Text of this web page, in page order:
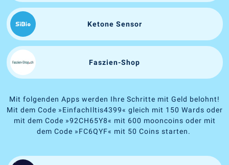
Ketone Sensor
Faszien-Shop
Mit folgenden Apps werden Ihre Schritte mit Geld belohnt!
Mit dem Code »EinfachIltis4399« gleich mit 150 Wards oder
mit dem Code »92CH65Y8« mit 600 mooncoins oder mit
dem Code »FC6QYF« mit 50 Coins starten.